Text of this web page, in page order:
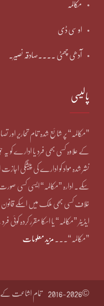
مکالمہ
او سی ڈی
آدھی چھٹی ۔۔۔۔صادقہ نصیر۔
پالیسی
”مکالمہ“ پر شائع شدہ تمام تحاریر
کے علاوہ کسی بھی فرد یا ادارے کو
نشر شدہ مواد کو ادارے کی پیشگی
سکے۔ ادارہ ”مکالمہ“ ایسی کسی
خلاف کسی بھی ملک میں اسکے قانون
ایڈیٹر ”مکالمہ“ یا اسکا مقرر کردہ کوئی
”مکالمہ“۔۔۔ مزید معلومات
©2016-2026 تمام اشاعت کے